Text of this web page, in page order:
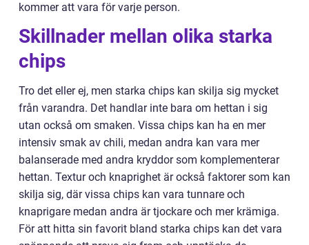
kommer att vara för varje person.
Skillnader mellan olika starka
chips
Tro det eller ej, men starka chips kan skilja sig mycket
från varandra. Det handlar inte bara om hettan i sig
utan också om smaken. Vissa chips kan ha en mer
intensiv smak av chili, medan andra kan vara mer
balanserade med andra kryddor som komplementerar
hettan. Textur och knaprighet är också faktorer som kan
skilja sig, där vissa chips kan vara tunnare och
knaprigare medan andra är tjockare och mer krämiga.
För att hitta sin favorit bland starka chips kan det vara